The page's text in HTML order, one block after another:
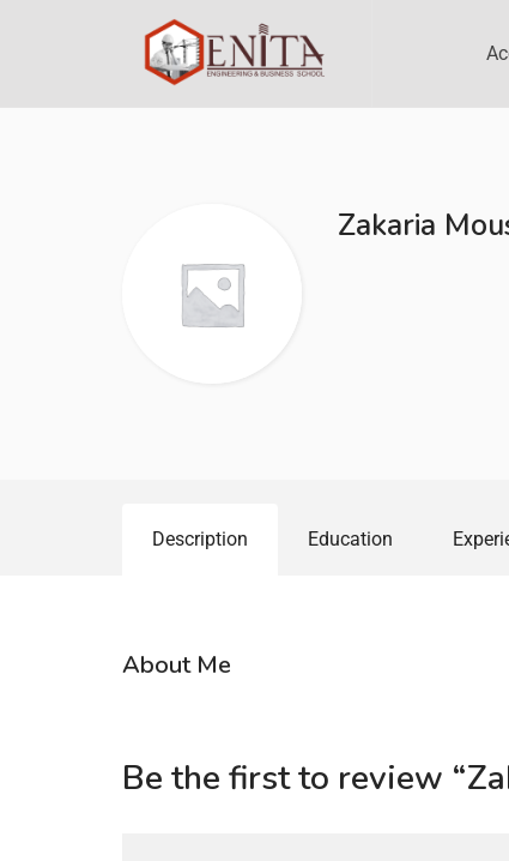
Zakaria
Description Education
About Me
Be the first to review